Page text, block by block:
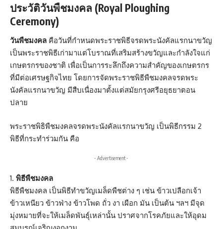
ประวัติวันพืชมงคล (Royal Ploughing
Ceremony)
วันพืชมงคล คือวันที่กำหนดพระราชพิธีจรดพระนังคัลแรกนาขวัญ
เป็นพระราชพิธีเก่ามาแต่โบราณที่เสริมสร้างขวัญและกำลังใจแก่
เกษตรกรของชาติ เพื่อเป็นการระลึกถึงความสำคัญของเกษตรกร
ที่มีต่อเศรษฐกิจไทย โดยการจัดพระราชพิธีพืชมงคลจรดพระ
นังคัลแรกนาขวัญ มีสืบเนื่องมาตั้งแต่สมัยกรุงศรีอยุธยาตอน
ปลาย
พระราชพิธิพืชมงคลจรดพระนังคัลแรกนาขวัญ เป็นพิธีกรรม 2
พิธีที่กระทำร่วมกัน คือ
- Advertisement -
พิธีพืชมงคล
พิธีพืชมงคล เป็นพิธีทำขวัญเมล็ดพืชต่าง ๆ เช่น ข้าวเปลือกเจ้า
ข้าวเหนียว ข้าวฟ่าง ข้าวโพด ถั่ว งา เผือก มัน เป็นต้น ฯลฯ มีจุด
มุ่งหมายที่จะให้เมล็ดพันธุ์เหล่านั้น ปราศจากโรคภัยและให้อุดม